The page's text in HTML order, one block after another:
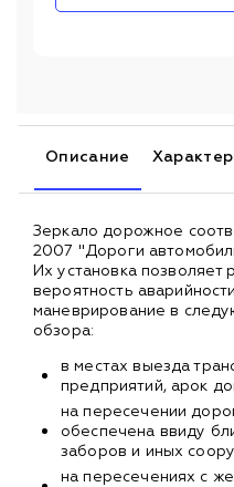
Описание
Зеркало дорожное
2007 "Дороги
Их установка позволяет
вероятность
маневрирование в
обзора:
в местах выезда
предприятий, арок
на пересечении
обеспечена ввиду
заборов и иных
на пересечениях с